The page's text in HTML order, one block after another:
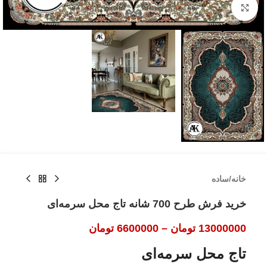
بزرگنمایی تصویر
خانه/ساده
خرید فرش طرح 700 شانه تاج محل سرمه‌ای
13000000 تومان –
6600000 تومان
تاج محل سرمه‌ای